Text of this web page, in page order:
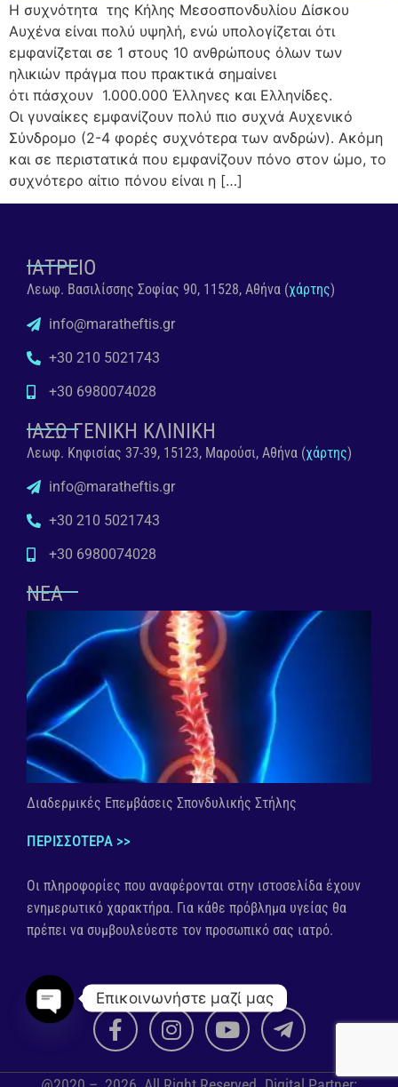
Η συχνότητα της Κήλης Μεσοσπονδυλίου Δίσκου
Αυχένα είναι πολύ υψηλή, ενώ υπολογίζεται ότι
εμφανίζεται σε 1 στους 10 ανθρώπους όλων των
ηλικιών πράγμα που πρακτικά σημαίνει
ότι πάσχουν 1.000.000 Έλληνες και Ελληνίδες.
Οι γυναίκες εμφανίζουν πολύ πιο συχνά Αυχενικό
Σύνδρομο (2-4 φορές συχνότερα των ανδρών). Ακόμη
και σε περιστατικά που εμφανίζουν πόνο στον ώμο, το
συχνότερο αίτιο πόνου είναι η […]
ΙΑΤΡΕΙΟ
Λεωφ. Βασιλίσσης Σοφίας 90, 11528, Αθήνα (χάρτης)
info@maratheftis.gr
+30 210 5021743
+30 6980074028
ΙΑΣΩ ΓΕΝΙΚΗ ΚΛΙΝΙΚΗ
Λεωφ. Κηφισίας 37-39, 15123, Μαρούσι, Αθήνα (χάρτης)
info@maratheftis.gr
+30 210 5021743
+30 6980074028
ΝΕΑ
Διαδερμικές Επεμβάσεις Σπονδυλικής Στήλης
ΠΕΡΙΣΣΟΤΕΡΑ >>
Οι πληροφορίες που αναφέρονται στην ιστοσελίδα έχουν
ενημερωτικό χαρακτήρα. Για κάθε πρόβλημα υγείας θα
πρέπει να συμβουλεύεστε τον προσωπικό σας ιατρό.
Επικοινωνήστε μαζί μας
Open chaty